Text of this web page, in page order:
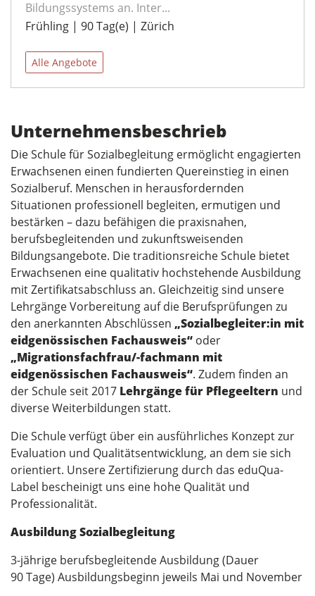
Bildungssystems an. Inter...
Frühling | 90 Tag(e) | Zürich
Alle Angebote
Unternehmensbeschrieb
Die Schule für Sozialbegleitung ermöglicht engagierten
Erwachsenen einen fundierten Quereinstieg in einen
Sozialberuf. Menschen in herausfordernden
Situationen professionell begleiten, ermutigen und
bestärken – dazu befähigen die praxisnahen,
berufsbegleitenden und zukunftsweisenden
Bildungsangebote. Die traditionsreiche Schule bietet
Erwachsenen eine qualitativ hochstehende Ausbildung
mit Zertifikatsabschluss an. Gleichzeitig sind unsere
Lehrgänge Vorbereitung auf die Berufsprüfungen zu
den anerkannten Abschlüssen „Sozialbegleiter:in mit
eidgenössischen Fachausweis“ oder
„Migrationsfachfrau/-fachmann mit
eidgenössischen Fachausweis“. Zudem finden an
der Schule seit 2017 Lehrgänge für Pflegeeltern und
diverse Weiterbildungen statt.
Die Schule verfügt über ein ausführliches Konzept zur
Evaluation und Qualitätsentwicklung, an dem sie sich
orientiert. Unsere Zertifizierung durch das eduQua-
Label bescheinigt uns eine hohe Qualität und
Professionalität.
Ausbildung Sozialbegleitung
3-jährige berufsbegleitende Ausbildung (Dauer
90 Tage) Ausbildungsbeginn jeweils Mai und November